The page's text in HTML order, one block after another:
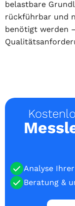
belastbare
rückführbar und
benötigt werden
Analyse
Beratung &